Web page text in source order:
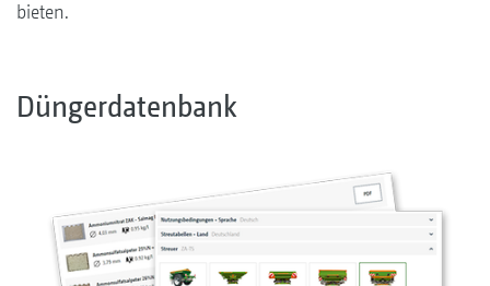
bieten.
Düngerdatenbank